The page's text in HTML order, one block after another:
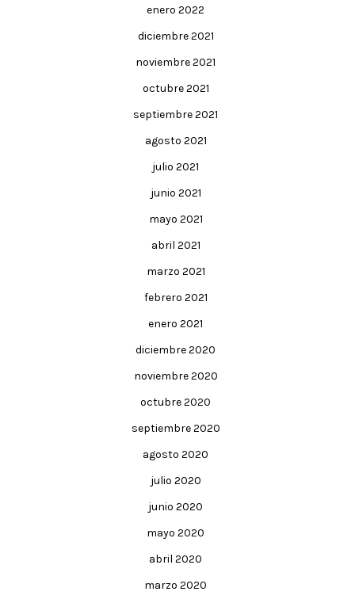
enero 2022
diciembre 2021
noviembre 2021
octubre 2021
septiembre 2021
agosto 2021
julio 2021
junio 2021
mayo 2021
abril 2021
marzo 2021
febrero 2021
enero 2021
diciembre 2020
noviembre 2020
octubre 2020
septiembre 2020
agosto 2020
julio 2020
junio 2020
mayo 2020
abril 2020
marzo 2020